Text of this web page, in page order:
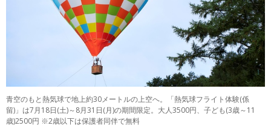
青空のもと熱気球で地上約30メートルの上空へ。「熱気球フライト体験(係
留)」は7月18日(土)～8月31日(月)の期間限定。大人3500円、子ども(3歳～11
歳)2500円 ※2歳以下は保護者同伴で無料